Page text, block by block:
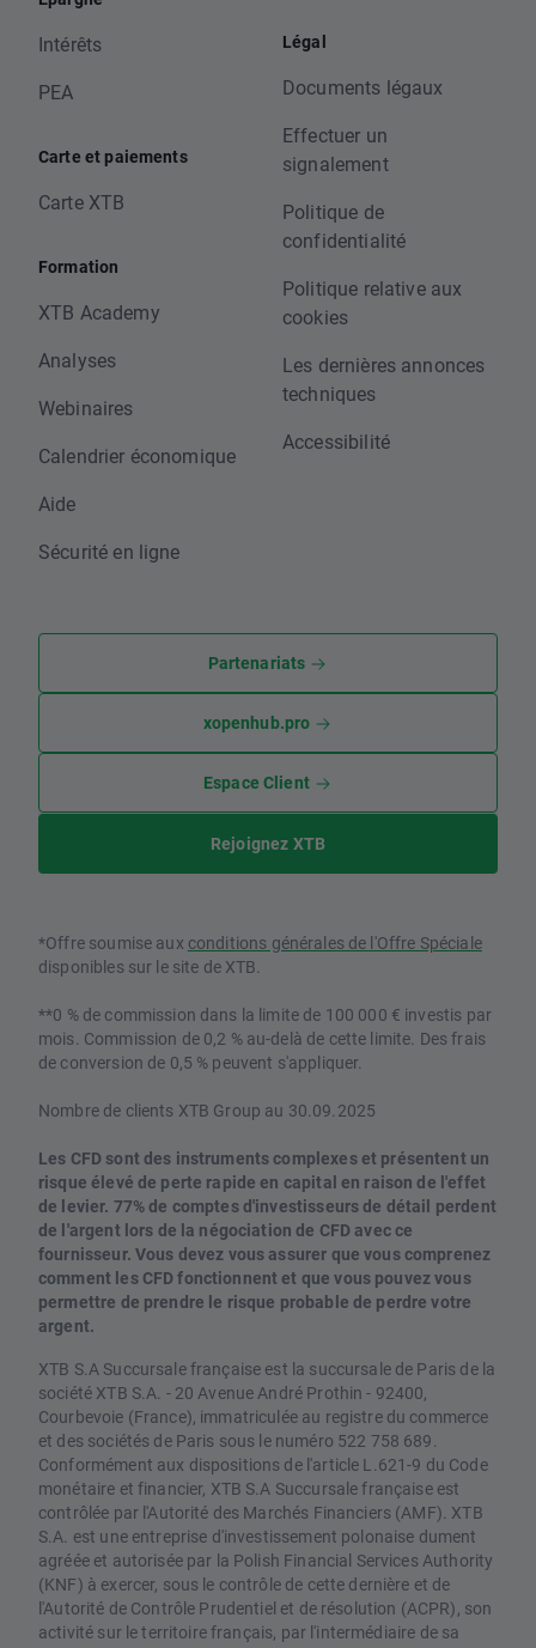
Intérêts
PEA
Carte et paiements
Carte XTB
Formation
XTB Academy
Analyses
Webinaires
Calendrier économique
Aide
Sécurité en ligne
Légal
Documents légaux
Effectuer un
signalement
Politique de
confidentialité
Politique relative aux
cookies
Les dernières annonces
techniques
Accessibilité
Partenariats
xopenhub.pro
Espace Client
Rejoignez XTB
*Offre soumise aux conditions générales de l'Offre Spéciale
disponibles sur le site de XTB.
**0 % de commission dans la limite de 100 000 € investis par
mois. Commission de 0,2 % au-delà de cette limite. Des frais
de conversion de 0,5 % peuvent s'appliquer.
Nombre de clients XTB Group au 30.09.2025
Les CFD sont des instruments complexes et présentent un
risque élevé de perte rapide en capital en raison de l'effet
de levier. 77% de comptes d'investisseurs de détail perdent
de l'argent lors de la négociation de CFD avec ce
fournisseur. Vous devez vous assurer que vous comprenez
comment les CFD fonctionnent et que vous pouvez vous
permettre de prendre le risque probable de perdre votre
argent.
XTB S.A Succursale française est la succursale de Paris de la
société XTB S.A. - 20 Avenue André Prothin - 92400,
Courbevoie (France), immatriculée au registre du commerce
et des sociétés de Paris sous le numéro 522 758 689.
Conformément aux dispositions de l'article L.621-9 du Code
monétaire et financier, XTB S.A Succursale française est
contrôlée par l'Autorité des Marchés Financiers (AMF). XTB
S.A. est une entreprise d'investissement polonaise dument
agréée et autorisée par la Polish Financial Services Authority
(KNF) à exercer, sous le contrôle de cette dernière et de
l'Autorité de Contrôle Prudentiel et de résolution (ACPR), son
activité sur le territoire français, par l'intermédiaire de sa